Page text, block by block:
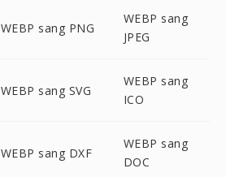
WEBP sang PNG
WEBP sang
JPEG
WEBP sang SVG
WEBP sang
ICO
WEBP sang DXF
WEBP sang
DOC